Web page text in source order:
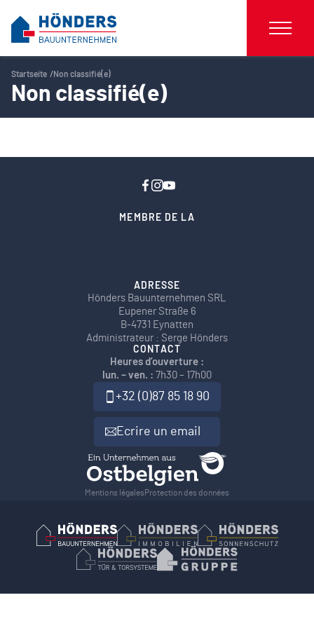
Startseite Non classifié(e)
Non classifié(e)
MEMBRE DE LA
ADRESSE
Hönders Bauunternehmen SRL
Eupener Straße 6
B-4731 Eynatten
Administrateur : Serge Hönders
CONTACT
Heures d’ouverture :
lun. – ven. : 7h30 – 17h00
+32 (0)87 85 18 90
Ecrire un email
Mentions légales Protection des données
Hönders Bauunternehmen
Hoenders Immobilien
Hönders
Hönders Tür- und Torsysteme
Hoenders Gruppe